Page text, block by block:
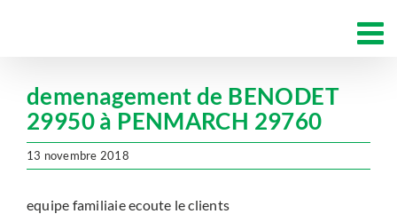
demenagement de BENODET
29950 à PENMARCH 29760
13 novembre 2018
equipe familiaie ecoute le clients